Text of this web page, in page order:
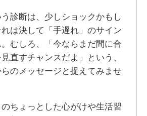
う診断は、少しショックかもし
は決して「手遅れ」のサイン
むしろ、「今ならまだ間に合
直すチャンスだよ」という、
のメッセージと捉えてみませ
ちょっとした心がけや生活習